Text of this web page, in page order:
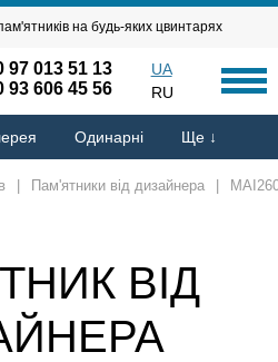
на будь-яких цвинтарях
97 013 51 13
93 606 45 56
UA
RU
Одинарні Ще ↓
Пам'ятники від дизайнера
ВІД